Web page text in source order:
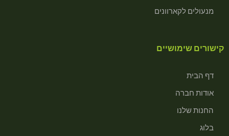
מנעולים לקארוונים
קישורים שימושיים
דף הבית
אודות חברה
החנות שלנו
בלוג